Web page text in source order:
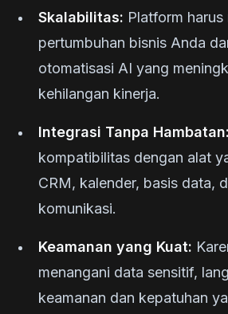
Skalabilitas: Platform
pertumbuhan bisnis Anda
otomatisasi AI yang
kehilangan kinerja.
Integrasi Tanpa Hambatan:
kompatibilitas dengan alat
CRM, kalender, basis data,
komunikasi.
Keamanan yang Kuat:
menangani data sensitif,
keamanan dan kepatuhan